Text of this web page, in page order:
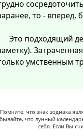
то - вперед,
Это подходящий
умственным
Помните, что знак зодиака
что лунный
себя. Если Вы